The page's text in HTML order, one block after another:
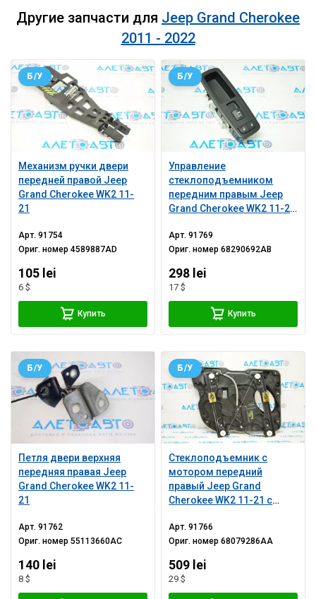
Другие запчасти для Jeep Grand Cherokee
2011 - 2022
Механизм ручки двери
передней правой Jeep
Grand Cherokee WK2 11-
21
Б/У
Арт.91754
Ориг. номер4589887AD
105 lei
6 $
Купить
Управление
стеклоподъемником
передним правым Jeep
Grand Cherokee WK2 11-21
Б/У
Арт.91769
Ориг. номер68290692AB
298 lei
17 $
Купить
Петля двери верхняя
передняя правая Jeep
Grand Cherokee WK2 11-
21
Б/У
Арт.91762
Ориг. номер55113660AC
140 lei
8 $
Стеклоподъемник с
мотором передний
правый Jeep Grand
Cherokee WK2 11-21 с
Б/У
Арт.91766
Ориг. номер68079286AA
509 lei
29 $